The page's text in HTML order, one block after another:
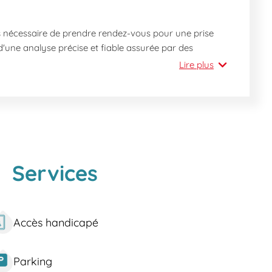
de prendre rendez-vous pour une prise
analyse précise et fiable assurée par des
'Centre Administratif' ou 'Le Catalogne' via le Bus
à proximité du centre-ville, ce qui permet de
Lire plus
Services
Accès handicapé
Parking